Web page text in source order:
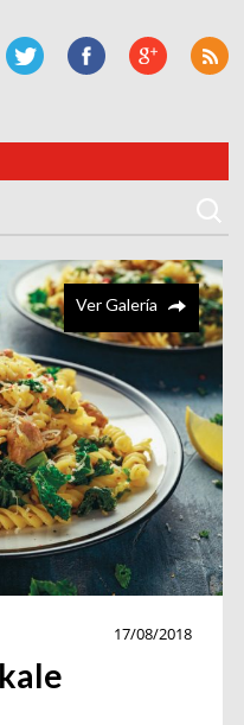
Ver Galería
17/08/2018